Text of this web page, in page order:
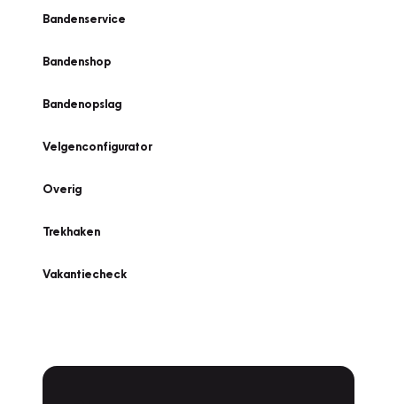
Bandenservice
Bandenshop
Bandenopslag
Velgenconfigurator
Overig
Trekhaken
Vakantiecheck